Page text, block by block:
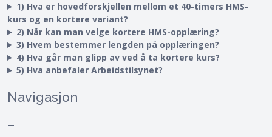
1) Hva er hovedforskjellen mellom et 40-timers HMS-
kurs og en kortere variant?
2) Når kan man velge kortere HMS-opplæring?
3) Hvem bestemmer lengden på opplæringen?
4) Hva går man glipp av ved å ta kortere kurs?
5) Hva anbefaler Arbeidstilsynet?
Navigasjon
–